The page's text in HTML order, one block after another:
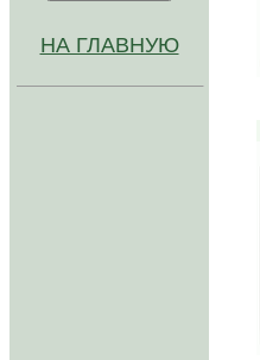
НА ГЛАВНУЮ